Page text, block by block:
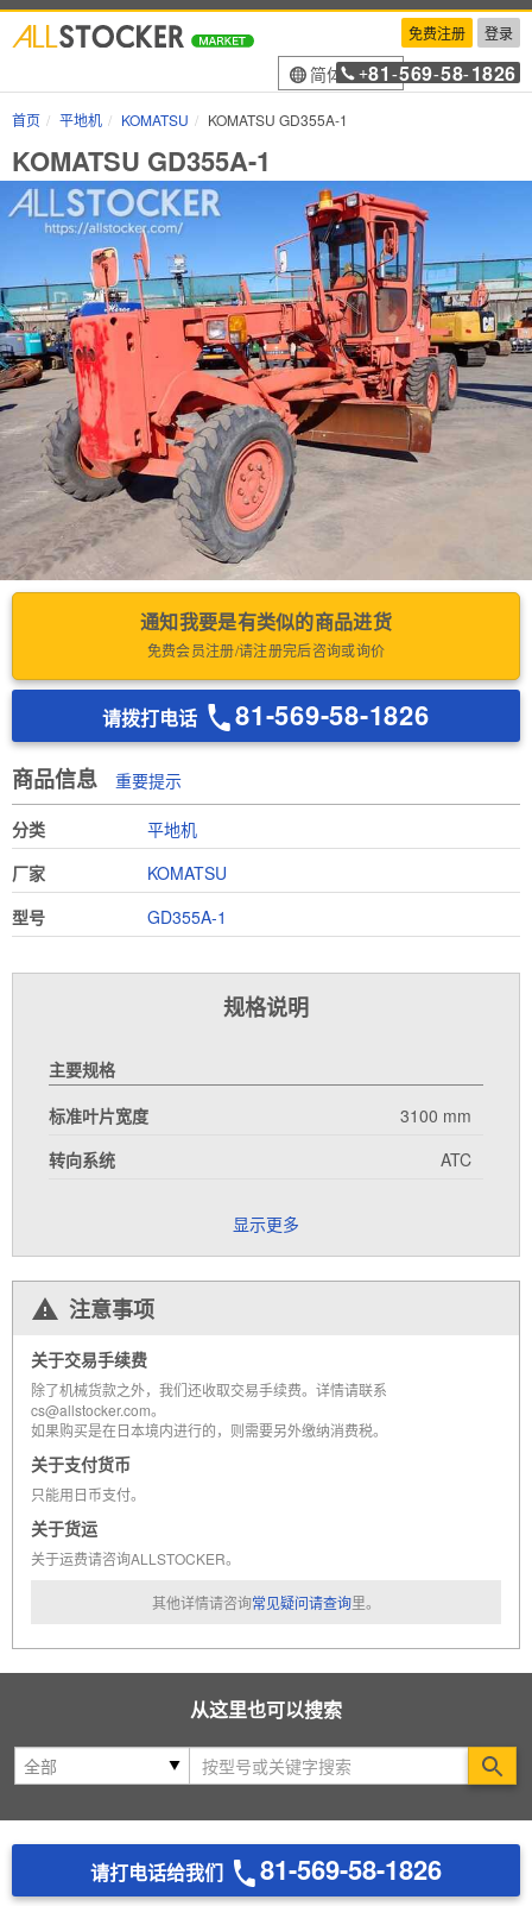
免费注册 登录
简体中文
+81 -569-58-1826
首页 平地机 KOMATSU KOMATSU GD355A-1
KOMATSU GD355A-1
通知我要是有类似的商品进货
免费会员注册/请注册完后咨询或询价
请拨打电话 81-569-58-1826
商品信息 重要提示
分类
平地机
厂家
KOMATSU
型号
GD355A-1
规格说明
主要规格
标准叶片宽度
3100 mm
转向系统
ATC
显示更多
注意事项
关于交易手续费
除了机械货款之外，我们还收取交易手续费。详情请联系
cs@allstocker.com。
如果购买是在日本境内进行的，则需要另外缴纳消费税。
关于支付货币
只能用日币支付。
关于货运
关于运费请咨询ALLSTOCKER。
其他详情请咨询常见疑问请查询里。
从这里也可以搜索
请打电话给我们 81-569-58-1826